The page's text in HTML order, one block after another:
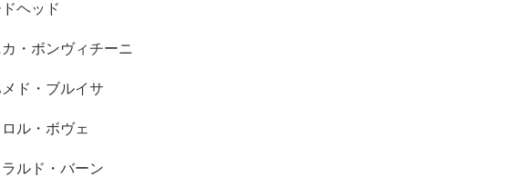
ヘッド
・ボンヴィチーニ
ド・ブルイサ
ル・ボヴェ
ラルド・バーン